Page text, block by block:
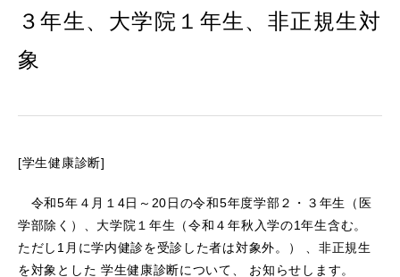
３年生、大学院１年生、非正規生対
象
[学生健康診断]
令和5年４月１4日～20日の令和5年度学部２・３年生（医
学部除く）、大学院１年生（令和４年秋入学の1年生含む。
ただし1月に学内健診を受診した者は対象外。） 、非正規生
を対象とした 学生健康診断について、 お知らせします。